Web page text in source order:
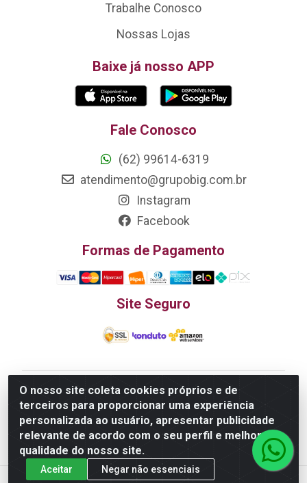
O nosso site coleta cookies próprios e de
terceiros para proporcionar uma experiência
personalizada ao usuário, apresentar publicidade
relevante de acordo com o seu perfil e melhorar a
qualidade do nosso site.
Aceitar Negar não essenciais
Trabalhe Conosco
Nossas Lojas
Baixe já nosso APP
Fale Conosco
(62) 99614-6319
atendimento@grupobig.com.br
Instagram
Facebook
Formas de Pagamento
Site Seguro
Edn Utilidades Domésticas Importação e Exportação
LTDA - R. Edmundo Pinto da Cunha, LT APM 06, N 133 -
Res. Luiza Monteiro, Trindade - GO, 75385-000 - CNPJ
20.758.851.0045/26